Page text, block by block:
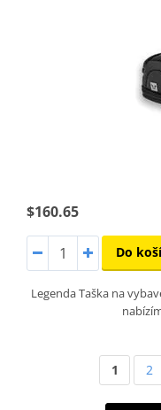
$160.65
Do
Legenda Taška na
1 2